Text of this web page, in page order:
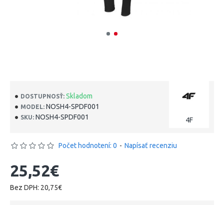
DOSTUPNOSŤ: Skladom
MODEL: NOSH4-SPDF001
SKU: NOSH4-SPDF001 4F
Počet hodnotení: 0 - Napísať recenziu
25,52€
Bez DPH: 20,75€